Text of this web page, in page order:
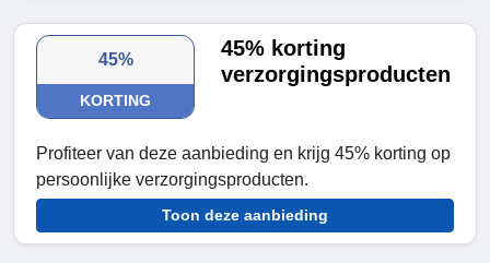
45%
KORTING
45% korting
verzorgingsproducten
Profiteer van deze aanbieding en krijg 45% korting op
persoonlijke verzorgingsproducten.
Toon deze aanbieding